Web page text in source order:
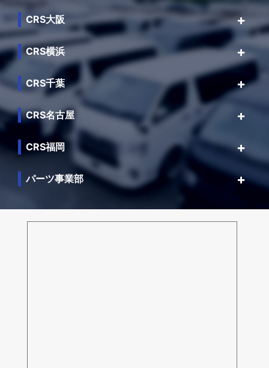
CRS大阪
CRS横浜
CRS千葉
CRS名古屋
CRS福岡
パーツ事業部